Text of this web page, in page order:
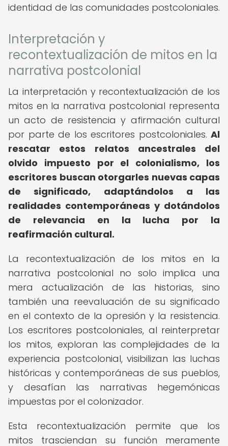
identidad de las comunidades postcoloniales.
Interpretación y
recontextualización de mitos en la
narrativa postcolonial
La interpretación y recontextualización de los
mitos en la narrativa postcolonial representa
un acto de resistencia y afirmación cultural
por parte de los escritores postcoloniales. Al
rescatar estos relatos ancestrales del
olvido impuesto por el colonialismo, los
escritores buscan otorgarles nuevas capas
de significado, adaptándolos a las
realidades contemporáneas y dotándolos
de relevancia en la lucha por la
reafirmación cultural.
La recontextualización de los mitos en la
narrativa postcolonial no solo implica una
mera actualización de las historias, sino
también una reevaluación de su significado
en el contexto de la opresión y la resistencia.
Los escritores postcoloniales, al reinterpretar
los mitos, exploran las complejidades de la
experiencia postcolonial, visibilizan las luchas
históricas y contemporáneas de sus pueblos,
y desafían las narrativas hegemónicas
impuestas por el colonizador.
Esta recontextualización permite que los
mitos trasciendan su función meramente